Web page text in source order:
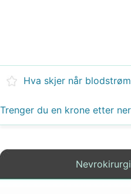
Nevrokirurgi